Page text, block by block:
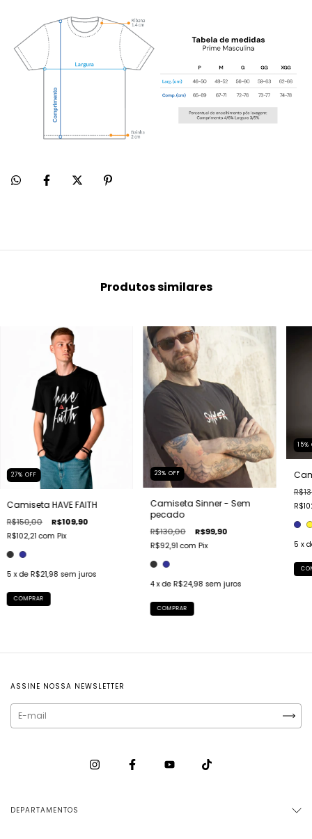
Produtos similares
27% OFF
Camiseta HAVE FAITH
R$150,00 R$109,90
R$102,21com Pix
5 x de R$21,98 sem juros
COMPRAR
23% OFF
Camiseta Sinner - Sem
pecado
R$130,00 R$99,90
R$92,91com Pix
4 x de R$24,98 sem juros
COMPRAR
15%
5 x
ASSINE NOSSA NEWSLETTER
DEPARTAMENTOS